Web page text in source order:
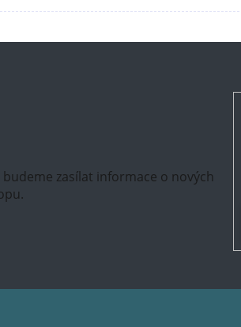
zasílat informace o nových